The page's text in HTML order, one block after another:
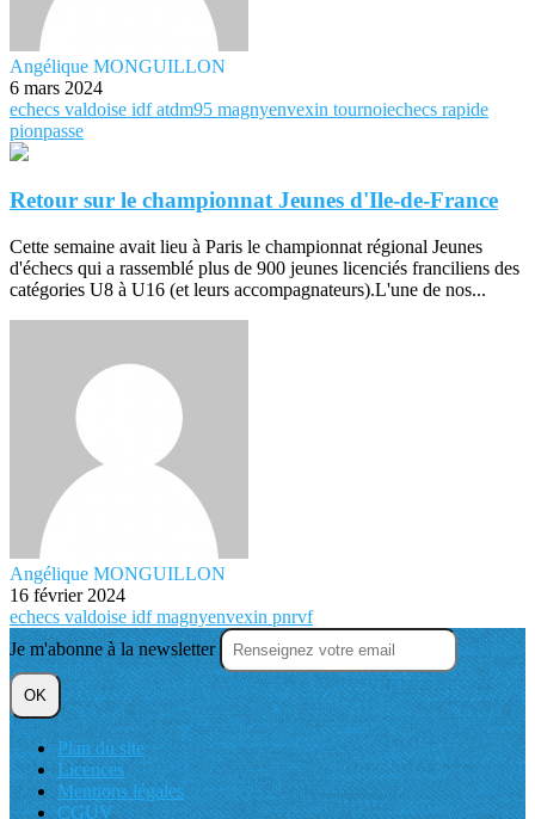
Angélique MONGUILLON
6 mars 2024
echecs valdoise idfatdm95 magnyenvexin tournoiechecs rapide
pionpasse
Retour sur le championnat Jeunes d'Ile-de-France
Cette semaine avait lieu à Paris le championnat régional Jeunes
d'échecs qui a rassemblé plus de 900 jeunes licenciés franciliens des
catégories U8 à U16 (et leurs accompagnateurs).L'une de nos...
Angélique MONGUILLON
16 février 2024
echecs valdoise idfmagnyenvexin pnrvf
Je m'abonne à la newsletter
OK
Plan du site
Licences
Mentions légales
CGUV